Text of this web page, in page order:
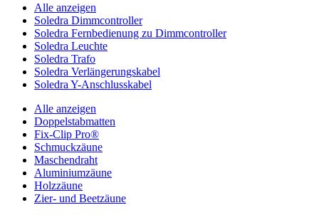
Alle anzeigen
Soledra Dimmcontroller
Soledra Fernbedienung zu Dimmcontroller
Soledra Leuchte
Soledra Trafo
Soledra Verlängerungskabel
Soledra Y-Anschlusskabel
Alle anzeigen
Doppelstabmatten
Fix-Clip Pro®
Schmuckzäune
Maschendraht
Aluminiumzäune
Holzzäune
Zier- und Beetzäune